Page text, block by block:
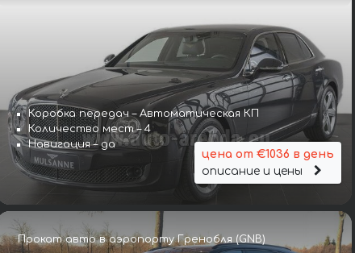
Коробка передач – Автоматическая КП
Количество мест – 4
Навигация – да
цена от €1036 в день
описание и цены
Прокат авто в аэропорту Гренобля (GNB)